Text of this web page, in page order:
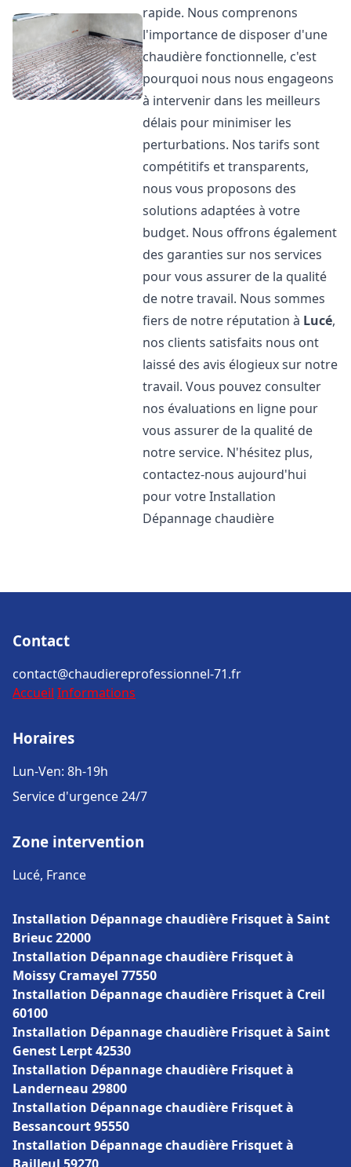
rapide. Nous comprenons
l'importance de disposer d'une
chaudière fonctionnelle, c'est
pourquoi nous nous engageons
à intervenir dans les meilleurs
délais pour minimiser les
perturbations. Nos tarifs sont
compétitifs et transparents,
nous vous proposons des
solutions adaptées à votre
budget. Nous offrons également
des garanties sur nos services
pour vous assurer de la qualité
de notre travail. Nous sommes
fiers de notre réputation à Lucé,
nos clients satisfaits nous ont
laissé des avis élogieux sur notre
travail. Vous pouvez consulter
nos évaluations en ligne pour
vous assurer de la qualité de
notre service. N'hésitez plus,
contactez-nous aujourd'hui
pour votre Installation
Dépannage chaudière
Contact
contact@chaudiereprofessionnel-71.fr
Accueil Informations
Horaires
Lun-Ven: 8h-19h
Service d'urgence 24/7
Zone intervention
Lucé, France
Installation Dépannage chaudière Frisquet à Saint
Brieuc 22000
Installation Dépannage chaudière Frisquet à
Moissy Cramayel 77550
Installation Dépannage chaudière Frisquet à Creil
60100
Installation Dépannage chaudière Frisquet à Saint
Genest Lerpt 42530
Installation Dépannage chaudière Frisquet à
Landerneau 29800
Installation Dépannage chaudière Frisquet à
Bessancourt 95550
Installation Dépannage chaudière Frisquet à